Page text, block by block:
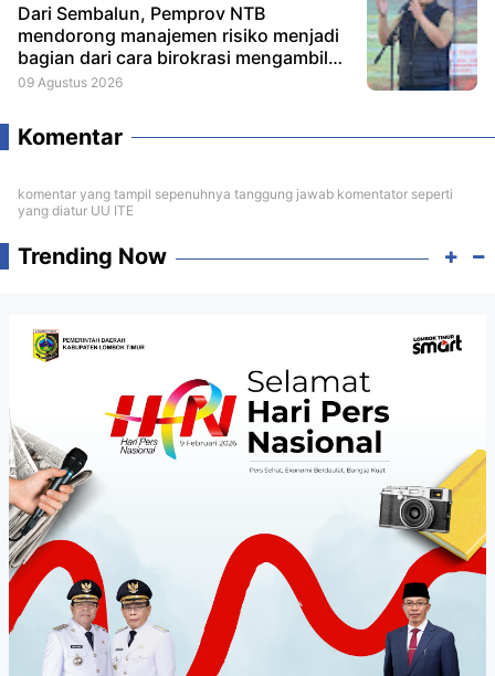
Dari Sembalun, Pemprov NTB
mendorong manajemen risiko menjadi
bagian dari cara birokrasi mengambil
keputusan.
09 Agustus 2026
Komentar
komentar yang tampil sepenuhnya tanggung jawab komentator seperti
yang diatur UU ITE
Trending Now